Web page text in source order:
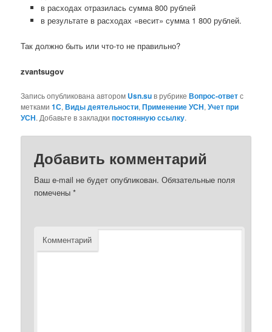
в расходах отразилась сумма 800 рублей
в результате в расходах «весит» сумма 1 800 рублей.
Так должно быть или что-то не правильно?
zvantsugov
Запись опубликована автором Usn.suв рубрикеВопрос-ответс
метками1С,Виды деятельности,Применение УСН,Учет при
УСН. Добавьте в закладкипостоянную ссылку.
Добавить комментарий
Ваш e-mail не будет опубликован. Обязательные поля
помечены*
Комментарий